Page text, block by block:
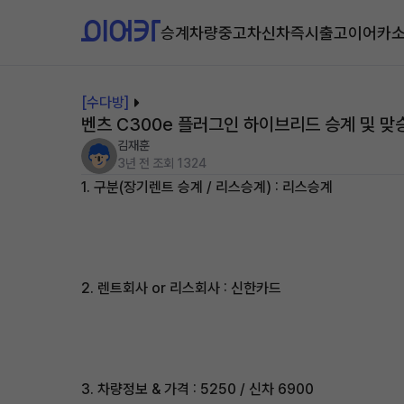
승계차량중고차신차즉시출고이어카
[수다방]
벤츠 C300e 플러그인 하이브리드 승계 및 맞
김재훈
3년 전 조회 1324
1. 구분(장기렌트 승계 / 리스승계) : 리스승계
2. 렌트회사 or 리스회사 : 신한카드
3. 차량정보 & 가격 : 5250 / 신차 6900